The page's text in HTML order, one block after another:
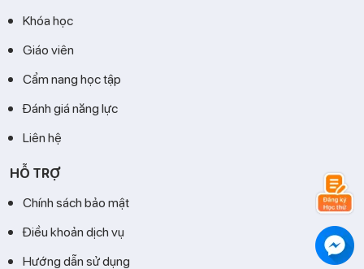
Khóa học
Giáo viên
Cẩm nang học tập
Đánh giá năng lực
Liên hệ
HỖ TRỢ
Chính sách bảo mật
Điều khoản dịch vụ
Hướng dẫn sử dụng